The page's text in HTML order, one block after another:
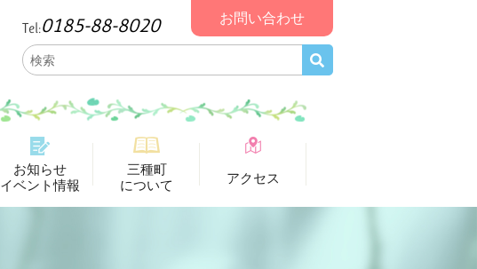
Tel:0185-88-8020 お問い合わせ
お知らせ
イベント情報
三種町
について
アクセス